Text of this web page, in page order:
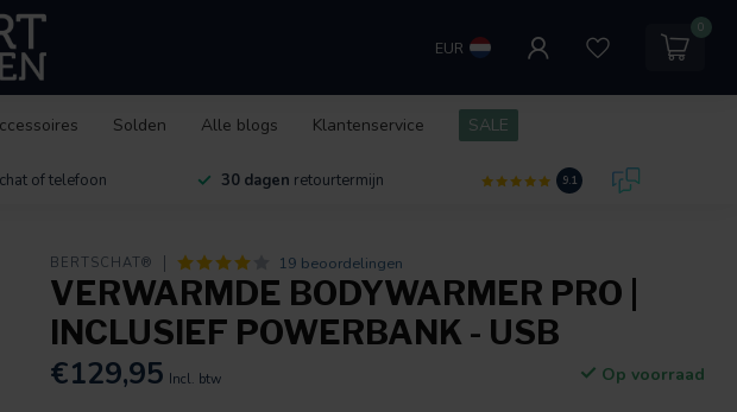
EUR
0
Solden Alle blogs Klantenservice SALE
of telefoon 30 dagen retourtermijn 9.1
BERTSCHAT® 19 beoordelingen
VERWARMDE BODYWARMER PRO |
INCLUSIEF POWERBANK - USB
€129,95 Incl. btw Op voorraad